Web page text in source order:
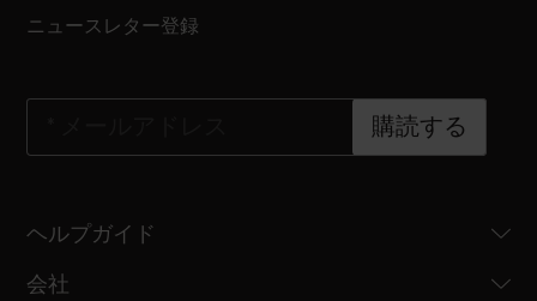
ニュースレター登録
購読する
ヘルプガイド
会社